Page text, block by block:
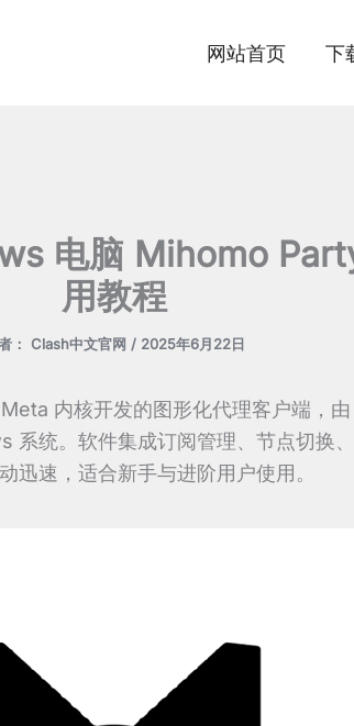
网站首页 下
电脑 Mihomo
用教程
： Clash中文官网 / 2025年6月22日
内核开发的图形化代理客户端，
系统。软件集成订阅管理、节点切换
迅速，适合新手与进阶用户使用。